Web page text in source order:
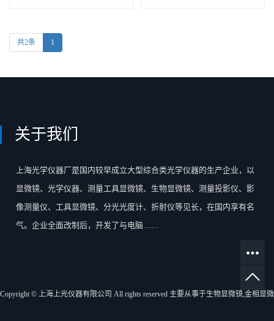
共2条 1
关于我们
上海光学仪器厂是国内较早成立大型综合类光学仪器的生产企业，以
显微镜、光学仪器、测量工具显微镜、生物显微镜、测量投影仪、影
像测量仪、工具显微镜、分光光度计、折射仪等见长，在国内享有名
气。企业全面改制后，开发了与电脑……
Copyright © 上海上光仪器有限公司 All rights reserved 主要从事于生物显微镜 金相显